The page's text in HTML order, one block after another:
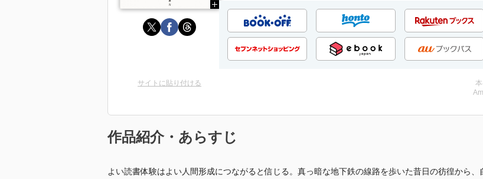
サイトに貼り付ける
作品紹介・あらすじ
よい読書体験はよい人間形成につながると信じる。真っ暗な地下鉄の線路を歩いた昔日の彷徨から、